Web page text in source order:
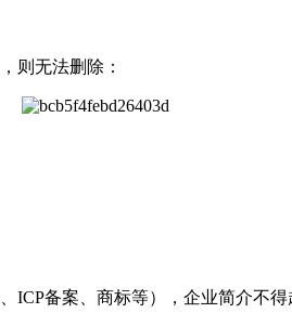
则无法删除：
备案、商标等），企业简介不得